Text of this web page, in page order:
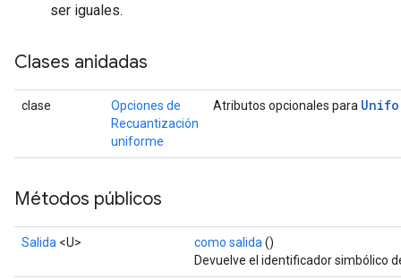
ser iguales.
Clases anidadas
clase
Opciones de
Recuantización
uniforme
Atributos opcionales para
Métodos públicos
Salida <U> como salida ()
Devuelve el identificador simbólico